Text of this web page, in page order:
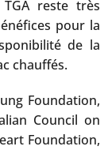
reste très
pour la
de la
chauffés.
Foundation,
Council on
Foundation,